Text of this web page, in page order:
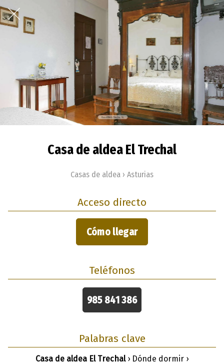
Casa de aldea El Trechal
Casas de aldea › Asturias
Acceso directo
Cómo llegar
Teléfonos
985 841 386
Palabras clave
Casa de aldea El Trechal› Dónde dormir ›